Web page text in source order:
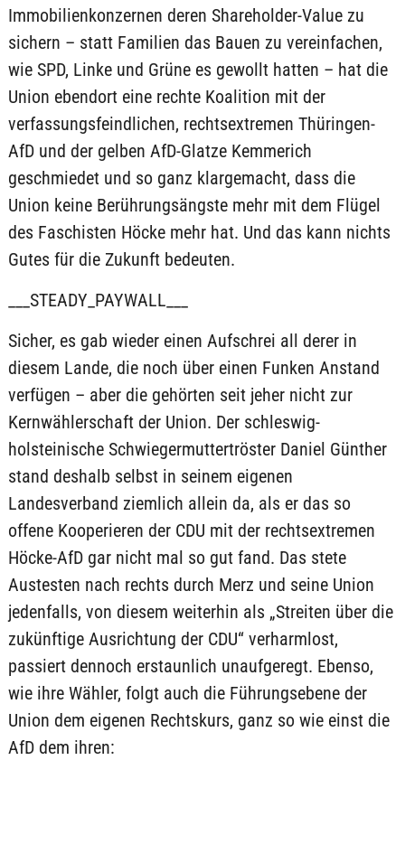
Immobilienkonzernen deren Shareholder-Value zu
sichern – statt Familien das Bauen zu vereinfachen,
wie SPD, Linke und Grüne es gewollt hatten – hat die
Union ebendort eine rechte Koalition mit der
verfassungsfeindlichen, rechtsextremen Thüringen-
AfD und der gelben AfD-Glatze Kemmerich
geschmiedet und so ganz klargemacht, dass die
Union keine Berührungsängste mehr mit dem Flügel
des Faschisten Höcke mehr hat. Und das kann nichts
Gutes für die Zukunft bedeuten.
___STEADY_PAYWALL___
Sicher, es gab wieder einen Aufschrei all derer in
diesem Lande, die noch über einen Funken Anstand
verfügen – aber die gehörten seit jeher nicht zur
Kernwählerschaft der Union. Der schleswig-
holsteinische Schwiegermuttertröster Daniel Günther
stand deshalb selbst in seinem eigenen
Landesverband ziemlich allein da, als er das so
offene Kooperieren der CDU mit der rechtsextremen
Höcke-AfD gar nicht mal so gut fand. Das stete
Austesten nach rechts durch Merz und seine Union
jedenfalls, von diesem weiterhin als „Streiten über die
zukünftige Ausrichtung der CDU“ verharmlost,
passiert dennoch erstaunlich unaufgeregt. Ebenso,
wie ihre Wähler, folgt auch die Führungsebene der
Union dem eigenen Rechtskurs, ganz so wie einst die
AfD dem ihren: